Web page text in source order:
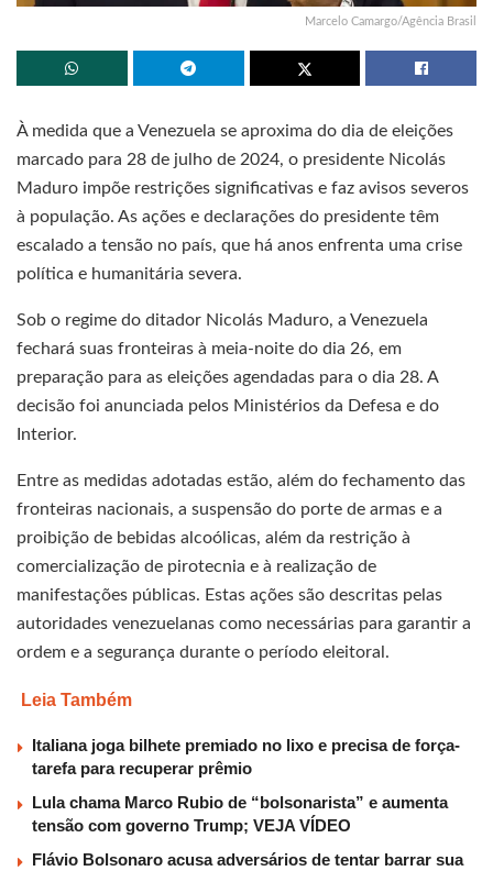
Marcelo Camargo/Agência Brasil
À medida que a Venezuela se aproxima do dia de eleições
marcado para 28 de julho de 2024, o presidente Nicolás
Maduro impõe restrições significativas e faz avisos severos
à população. As ações e declarações do presidente têm
escalado a tensão no país, que há anos enfrenta uma crise
política e humanitária severa.
Sob o regime do ditador Nicolás Maduro, a Venezuela
fechará suas fronteiras à meia-noite do dia 26, em
preparação para as eleições agendadas para o dia 28. A
decisão foi anunciada pelos Ministérios da Defesa e do
Interior.
Entre as medidas adotadas estão, além do fechamento das
fronteiras nacionais, a suspensão do porte de armas e a
proibição de bebidas alcoólicas, além da restrição à
comercialização de pirotecnia e à realização de
manifestações públicas. Estas ações são descritas pelas
autoridades venezuelanas como necessárias para garantir a
ordem e a segurança durante o período eleitoral.
Leia Também
Italiana joga bilhete premiado no lixo e precisa de força-
tarefa para recuperar prêmio
Lula chama Marco Rubio de “bolsonarista” e aumenta
tensão com governo Trump; VEJA VÍDEO
Flávio Bolsonaro acusa adversários de tentar barrar sua